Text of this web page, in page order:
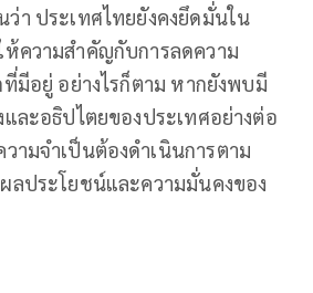
า ประเทศไทยยังคงยึดมั่นใน
ความสำคัญกับการลดความ
ที่มีอยู่ อย่างไรก็ตาม หากยังพบมี
ละอธิปไตยของประเทศอย่างต่อ
ามจำเป็นต้องดำเนินการตาม
ลประโยชน์และความมั่นคงของ